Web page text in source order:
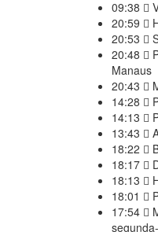
09:38
20:59
20:53
20:48
Manaus
20:43
14:28
14:13
13:43
18:22
18:17
18:13
18:01
17:54